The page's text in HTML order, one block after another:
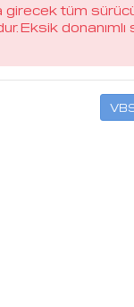
girecek tüm
Eksik